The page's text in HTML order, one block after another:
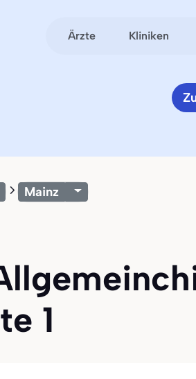
Ärzte Kliniken
Mainz
1